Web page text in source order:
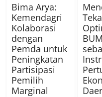
Bima Arya:
Kemendagri
Kolaborasi
dengan
Pemda untuk
Peningkatan
Partisipasi
Pemilih
Marginal